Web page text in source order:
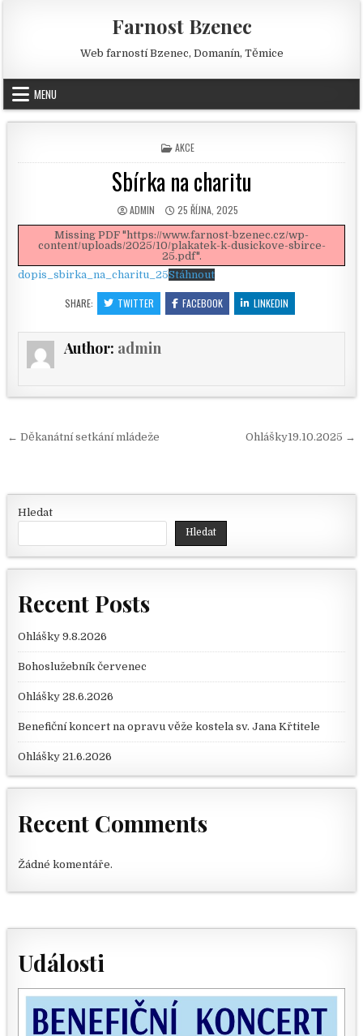
Farnost Bzenec
Web farností Bzenec, Domanín, Těmice
MENU
POSTED IN
AKCE
Sbírka na charitu
AUTHOR:
ADMIN PUBLISHED DATE:
25 ŘÍJNA, 2025
Missing PDF "https://www.farnost-bzenec.cz/wp-
content/uploads/2025/10/plakatek-k-dusickove-sbirce-
25.pdf".
dopis_sbirka_na_charitu_25Stáhnout
SHARE: TWITTER FACEBOOK LINKEDIN
Author: admin
Navigace pro příspěvekOhlášky19.10.2025 →
← Děkanátní setkání mládeže
Hledat
Hledat
Recent Posts
Ohlášky 9.8.2026
Bohoslužebník červenec
Ohlášky 28.6.2026
Benefiční koncert na opravu věže kostela sv. Jana Křtitele
Ohlášky 21.6.2026
Recent Comments
Žádné komentáře.
Události